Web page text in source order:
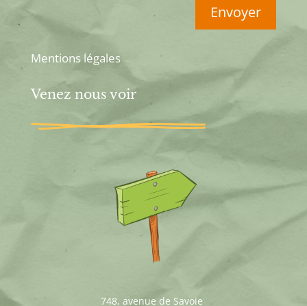
Envoyer
Mentions légales
Venez nous voir
748, avenue de Savoie